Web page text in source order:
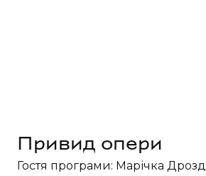
Привид опери
Гостя програми: Марічка Дрозд